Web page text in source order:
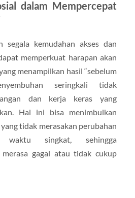
dalam Mempercepat
segala kemudahan akses dan
memperkuat harapan akan
menampilkan hasil “sebelum
seringkali tidak
dan kerja keras yang
Hal ini bisa menimbulkan
tidak merasakan perubahan
waktu singkat, sehingga
gagal atau tidak cukup